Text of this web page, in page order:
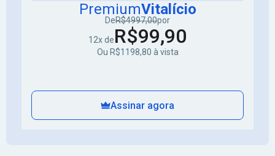
PremiumVitalício
DeR$4997,00por
12x deR$99,90
Ou R$1198,80 à vista
Assinar agora